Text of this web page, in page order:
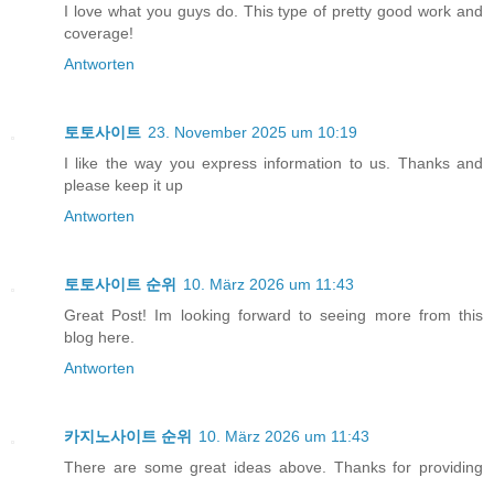
I love what you guys do. This type of pretty good work and
coverage!
Antworten
토토사이트 23. November 2025 um 10:19
I like the way you express information to us. Thanks and
please keep it up
Antworten
토토사이트 순위 10. März 2026 um 11:43
Great Post! Im looking forward to seeing more from this
blog here.
Antworten
카지노사이트 순위 10. März 2026 um 11:43
There are some great ideas above. Thanks for providing